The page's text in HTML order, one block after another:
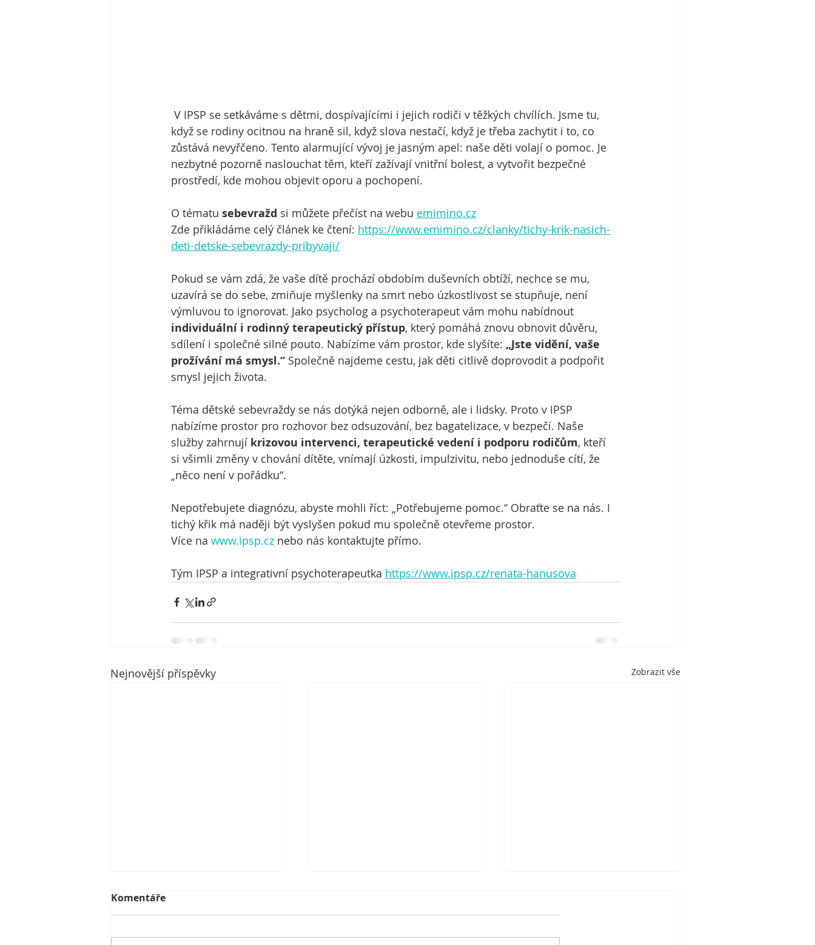
když se rodiny ocitnou na hraně sil, když slova nestačí, když je třeba zachytit i to, co
zůstává nevyřčeno. Tento alarmující vývoj je jasným apel: naše děti volají o pomoc. Je
nezbytné pozorně naslouchat těm, kteří zažívají vnitřní bolest, a vytvořit bezpečné
prostředí, kde mohou objevit oporu a pochopení.
O tématu sebevražd si můžete přečíst na webu emimino.cz
Zde přikládáme celý článek ke čtení: https://www.emimino.cz/clanky/tichy-krik-nasich-
deti-detske-sebevrazdy-pribyvaji/
Pokud se vám zdá, že vaše dítě prochází obdobím duševních obtíží, nechce se mu,
uzavírá se do sebe, zmiňuje myšlenky na smrt nebo úzkostlivost se stupňuje, není
výmluvou to ignorovat. Jako psycholog a psychoterapeut vám mohu nabídnout
individuální i rodinný terapeutický přístup, který pomáhá znovu obnovit důvěru,
sdílení i společné silné pouto. Nabízíme vám prostor, kde slyšíte: „Jste vidění, vaše
prožívání má smysl.“ Společně najdeme cestu, jak děti citlivě doprovodit a podpořit
smysl jejich života.
Téma dětské sebevraždy se nás dotýká nejen odborně, ale i lidsky. Proto v IPSP
nabízíme prostor pro rozhovor bez odsuzování, bez bagatelizace, v bezpečí. Naše
služby zahrnují krizovou intervenci, terapeutické vedení i podporu rodičům, kteří
si všimli změny v chování dítěte, vnímají úzkosti, impulzivitu, nebo jednoduše cítí, že
„něco není v pořádku“.
Nepotřebujete diagnózu, abyste mohli říct: „Potřebujeme pomoc.“ Obraťte se na nás. I
tichý křik má naději být vyslyšen pokud mu společně otevřeme prostor.
Více na www.ipsp.cz nebo nás kontaktujte přímo.
Tým IPSP a integrativní psychoterapeutka https://www.ipsp.cz/renata-hanusova
Nejnovější příspěvky Zobrazit vše
Komentáře